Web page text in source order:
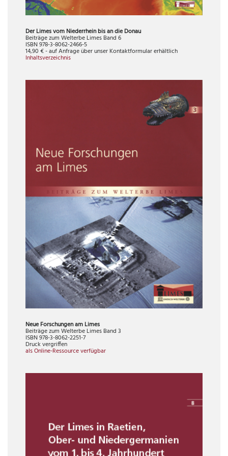
Der Limes vom Niederrhein bis an die Donau
Beiträge zum Welterbe Limes Band 6
ISBN 978-3-8062-2466-5
14,90 € - auf Anfrage über unser Kontaktformular erhältlich
Inhaltsverzeichnis
Neue Forschungen am Limes
Beiträge zum Welterbe Limes Band 3
ISBN 978-3-8062-2251-7
Druck vergriffen
als Online-Ressource verfügbar